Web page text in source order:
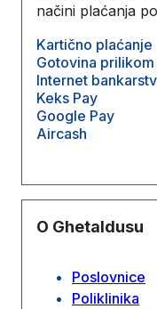
načini plaćanja
Kartično plaćanje
Gotovina
Internet
Keks Pay
Google Pay
Aircash
O Ghetaldusu
Poslovnice
Poliklinika